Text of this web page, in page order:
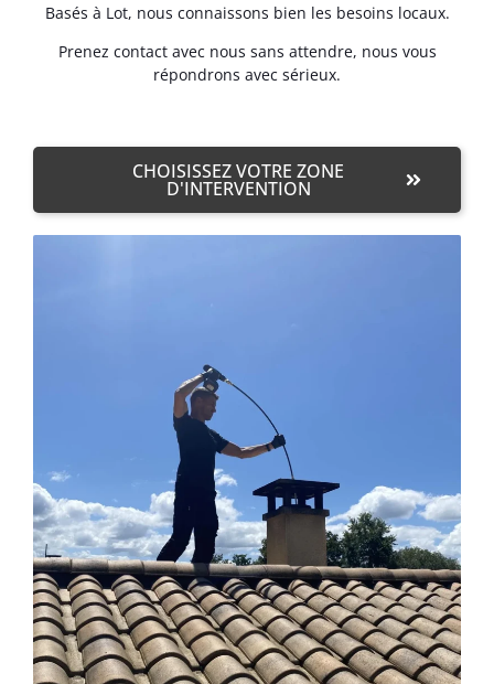
Basés à Lot, nous connaissons bien les besoins locaux.
Prenez contact avec nous sans attendre, nous vous
répondrons avec sérieux.
CHOISISSEZ VOTRE ZONE
D'INTERVENTION